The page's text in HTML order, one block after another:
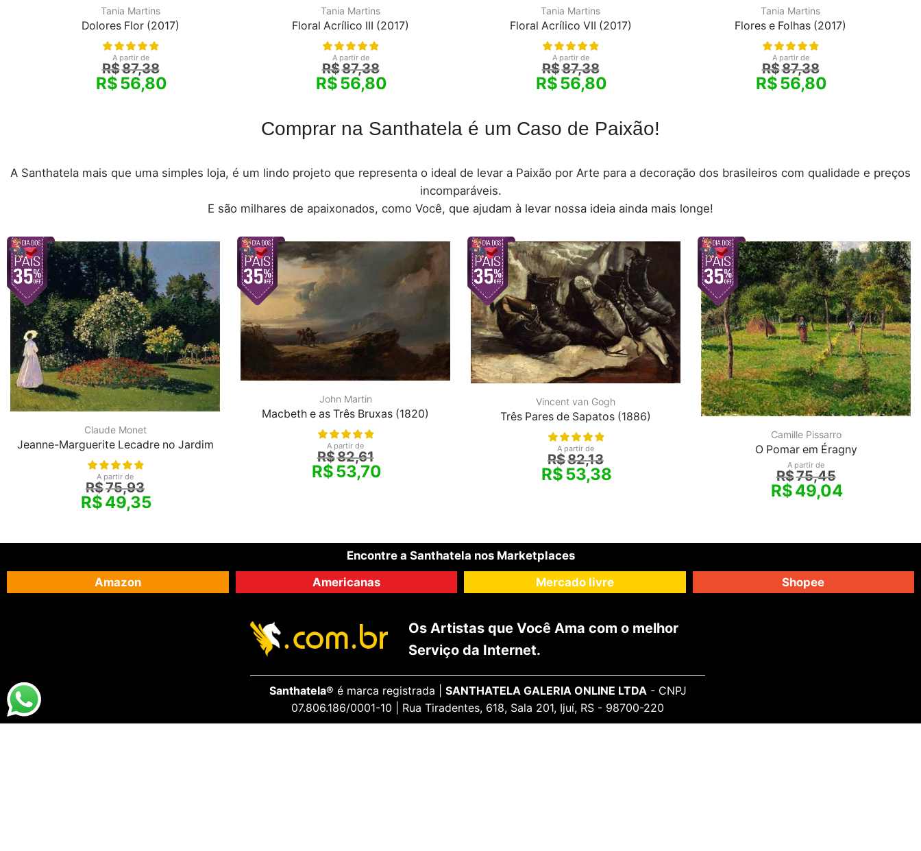
Tania Martins
Dolores Flor (2017)
A partir de
R$87,38
R$56,80
Tania Martins
Floral Acrílico III (2017)
A partir de
R$87,38
R$56,80
Tania Martins
Floral Acrílico VII (2017)
A partir de
R$87,38
R$56,80
Tania Martins
Flores e Folhas (2017)
A partir de
R$87,38
R$56,80
Comprar na Santhatela é um Caso de Paixão!
A Santhatela mais que uma simples loja, é um lindo projeto que representa o ideal de levar a Paixão por Arte para a decoração dos brasileiros com qualidade e preços
incomparáveis.
E são milhares de apaixonados, como Você, que ajudam à levar nossa ideia ainda mais longe!
Claude Monet
Jeanne-Marguerite Lecadre no Jardim
A partir de
R$75,93
R$49,35
John Martin
Macbeth e as Três Bruxas (1820)
A partir de
R$82,61
R$53,70
Vincent van Gogh
Três Pares de Sapatos (1886)
A partir de
R$82,13
R$53,38
Camille Pissarro
O Pomar em Éragny
A partir de
R$75,45
R$49,04
Encontre a Santhatela nos Marketplaces
Amazon
Americanas Mercado livre Shopee
Os Artistas que Você Ama com o melhor
Serviço da Internet.
Santhatela® é marca registrada | SANTHATELA GALERIA ONLINE LTDA - CNPJ
07.806.186/0001-10 | Rua Tiradentes, 618, Sala 201, Ijuí, RS - 98700-220